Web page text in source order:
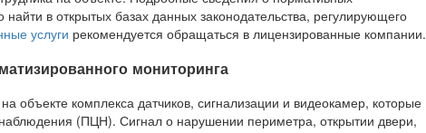
в открытых базах данных законодательства, регулирующего
услуги рекомендуется обращаться в лицензированные компании.
мониторинга
объекте комплекса датчиков, сигнализации и видеокамер, которые
(ПЦН). Сигнал о нарушении периметра, открытии двери,